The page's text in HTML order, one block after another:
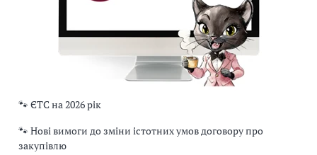
🐾 ЄТС на 2026 рік
🐾 Нові вимоги до зміни істотних умов договору про
закупівлю